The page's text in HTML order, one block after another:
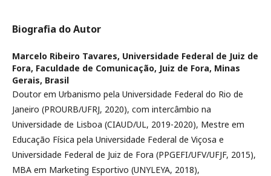
Biografia do Autor
Marcelo Ribeiro Tavares, Universidade Federal de Juiz de
Fora, Faculdade de Comunicação, Juiz de Fora, Minas
Gerais, Brasil
Doutor em Urbanismo pela Universidade Federal do Rio de
Janeiro (PROURB/UFRJ, 2020), com intercâmbio na
Universidade de Lisboa (CIAUD/UL, 2019-2020), Mestre em
Educação Física pela Universidade Federal de Viçosa e
Universidade Federal de Juiz de Fora (PPGEFI/UFV/UFJF, 2015),
MBA em Marketing Esportivo (UNYLEYA, 2018),